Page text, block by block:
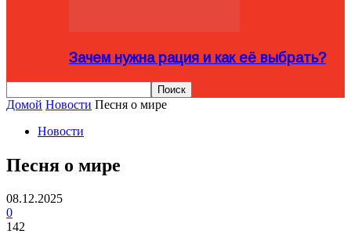
Зачем нужна рация и как её выбрать?
Домой Новости Песня о мире
Новости
Песня о мире
08.12.2025
0
142